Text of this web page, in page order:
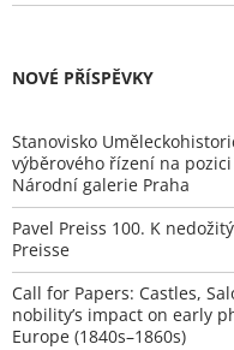
NOVÉ PŘÍSPĚVKY
Stanovisko
výběrového řízení na
Národní galerie Praha
Pavel Preiss 100. K
Preisse
Call for Papers: Castles,
nobility’s impact on early
Europe (1840s–1860s)